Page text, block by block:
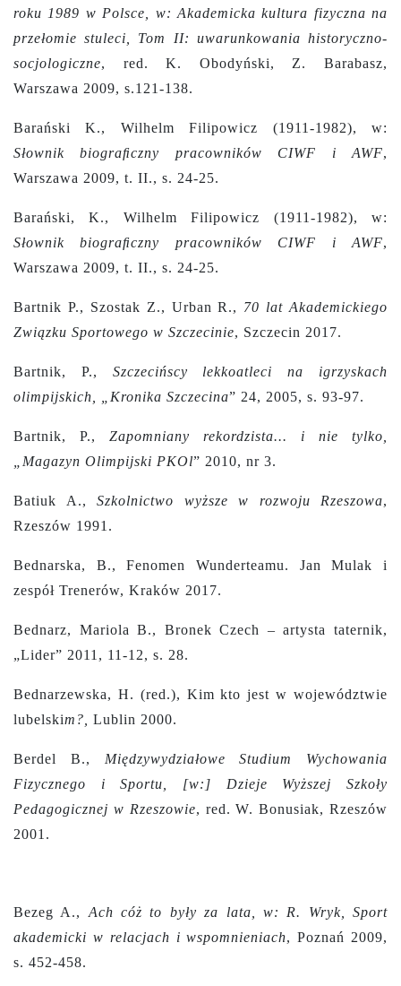
roku 1989 w Polsce, w: Akademicka kultura fizyczna na
przełomie stuleci, Tom II: uwarunkowania historyczno-
socjologiczne,
red. K. Obodyński, Z. Barabasz,
Warszawa 2009, s.121-138.
Barański K., Wilhelm Filipowicz (1911-1982), w:
Słownik biograﬁczny pracowników CIWF i AWF,
Warszawa 2009, t. II., s. 24-25.
Barański, K., Wilhelm Filipowicz (1911-1982), w:
Słownik biograﬁczny pracowników CIWF i AWF,
Warszawa 2009, t. II., s. 24-25.
Bartnik P., Szostak Z., Urban R., 70 lat Akademickiego
Związku Sportowego w Szczecinie, Szczecin 2017.
Bartnik, P., Szczecińscy lekkoatleci na igrzyskach
olimpijskich, „Kronika Szczecina” 24, 2005, s. 93-97.
Bartnik, P., Zapomniany rekordzista... i nie tylko,
„Magazyn Olimpijski PKOl” 2010, nr 3.
Batiuk A., Szkolnictwo wyższe w rozwoju Rzeszowa,
Rzeszów 1991.
Bednarska, B., Fenomen Wunderteamu. Jan Mulak i
zespół Trenerów, Kraków 2017.
Bednarz, Mariola B., Bronek Czech – artysta taternik,
„Lider” 2011, 11-12, s. 28.
Bednarzewska, H. (red.), Kim kto jest w województwie
lubelskim?, Lublin 2000.
Berdel B., Międzywydziałowe Studium Wychowania
Fizycznego i Sportu, [w:] Dzieje Wyższej Szkoły
Pedagogicznej w Rzeszowie, red. W. Bonusiak, Rzeszów
2001.
Bezeg A., Ach cóż to były za lata, w: R. Wryk, Sport
akademicki w relacjach i wspomnieniach, Poznań 2009,
s. 452-458.